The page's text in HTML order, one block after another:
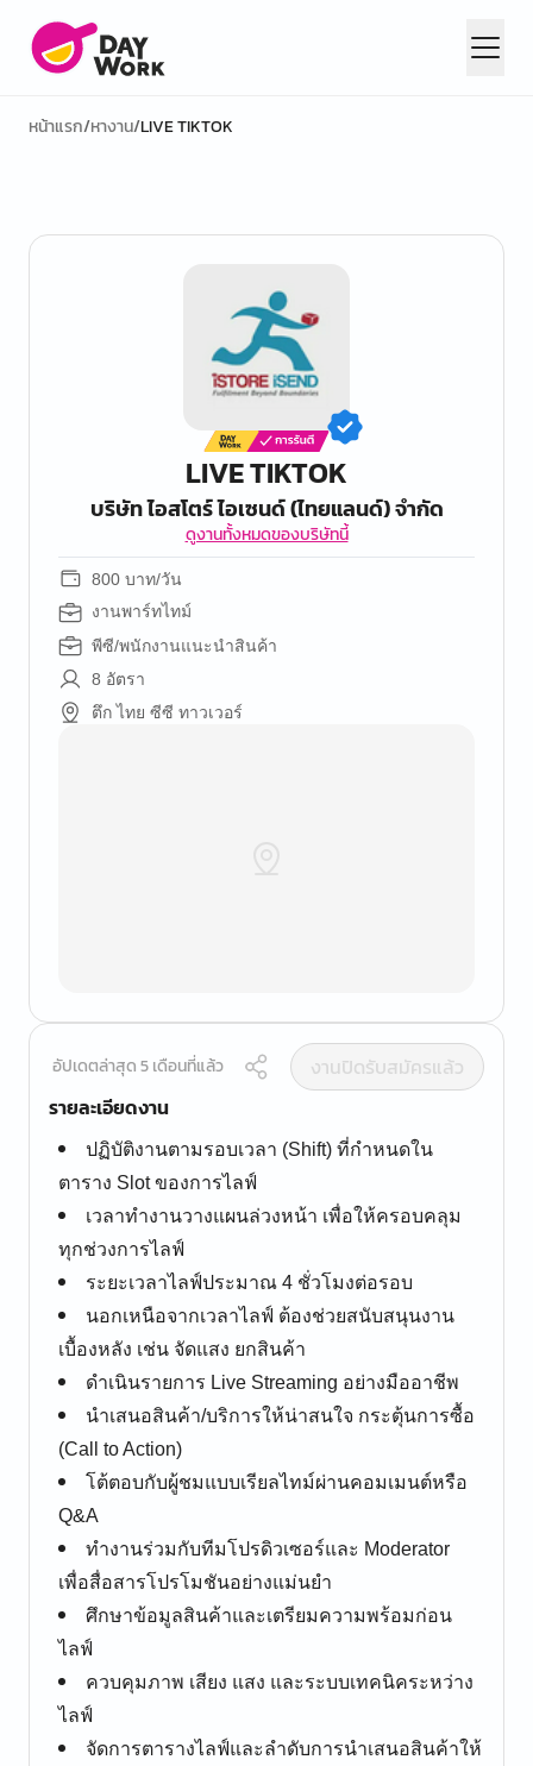
หน้าแรก/หางาน/LIVE TIKTOK
LIVE TIKTOK
บริษัท ไอสโตร์ ไอเซนด์ (ไทยแลนด์) จำกัด
ดูงานทั้งหมดของบริษัทนี้
800 บาท/วัน
งานพาร์ทไทม์
พีซี/พนักงานแนะนำสินค้า
8 อัตรา
ตึก ไทย ซีซี ทาวเวอร์
อัปเดตล่าสุด 5 เดือนที่แล้ว
งานปิดรับสมัครแล้ว
รายละเอียดงาน
ปฏิบัติงานตามรอบเวลา (Shift) ที่กำหนดใน
ตาราง Slot ของการไลฟ์
เวลาทำงานวางแผนล่วงหน้า เพื่อให้ครอบคลุม
ทุกช่วงการไลฟ์
ระยะเวลาไลฟ์ประมาณ 4 ชั่วโมงต่อรอบ
นอกเหนือจากเวลาไลฟ์ ต้องช่วยสนับสนุนงาน
เบื้องหลัง เช่น จัดแสง ยกสินค้า
ดำเนินรายการ Live Streaming อย่างมืออาชีพ
นำเสนอสินค้า/บริการให้น่าสนใจ กระตุ้นการซื้อ
(Call to Action)
โต้ตอบกับผู้ชมแบบเรียลไทม์ผ่านคอมเมนต์หรือ
Q&A
ทำงานร่วมกับทีมโปรดิวเซอร์และ Moderator
เพื่อสื่อสารโปรโมชันอย่างแม่นยำ
ศึกษาข้อมูลสินค้าและเตรียมความพร้อมก่อน
ไลฟ์
ควบคุมภาพ เสียง แสง และระบบเทคนิคระหว่าง
ไลฟ์
จัดการตารางไลฟ์และลำดับการนำเสนอสินค้าให้